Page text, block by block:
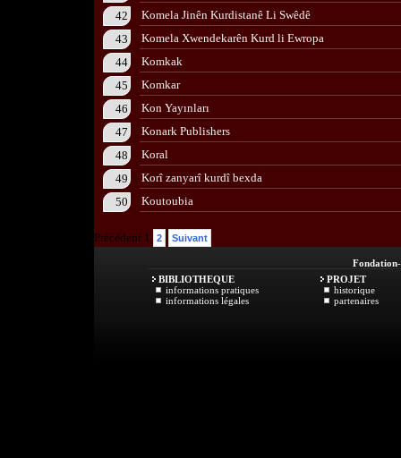
42
Komela Jinên Kurdistanê Li Swêdê
43
Komela Xwendekarên Kurd li Ewropa
44
Komkak
45
Komkar
46
Kon Yayınları
47
Konark Publishers
48
Koral
49
Korî zanyarî kurdî bexda
50
Koutoubia
Précédent 1 2 Suivant
Fondation
BIBLIOTHEQUE
informations pratiques
informations légales
PROJET
historique
partenaires